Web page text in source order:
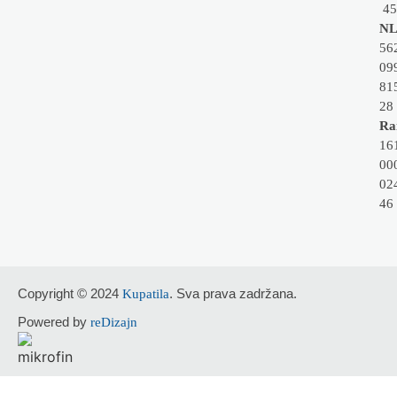
28
46
Copyright © 2024 Kupatila. Sva prava zadržana.
Powered by reDizajn